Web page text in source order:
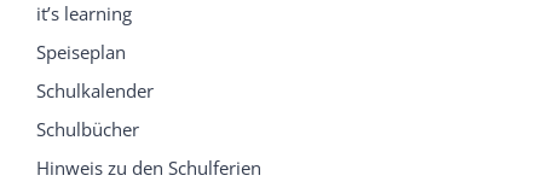
it’s learning
Speiseplan
Schulkalender
Schulbücher
Hinweis zu den Schulferien